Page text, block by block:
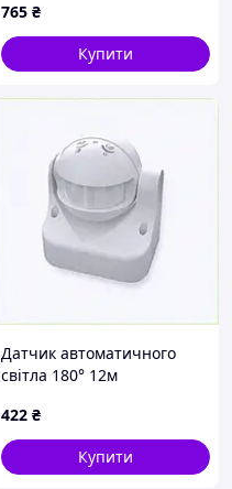
765 ₴
Купити
Датчик автоматичного
світла 180° 12м
422 ₴
Купити